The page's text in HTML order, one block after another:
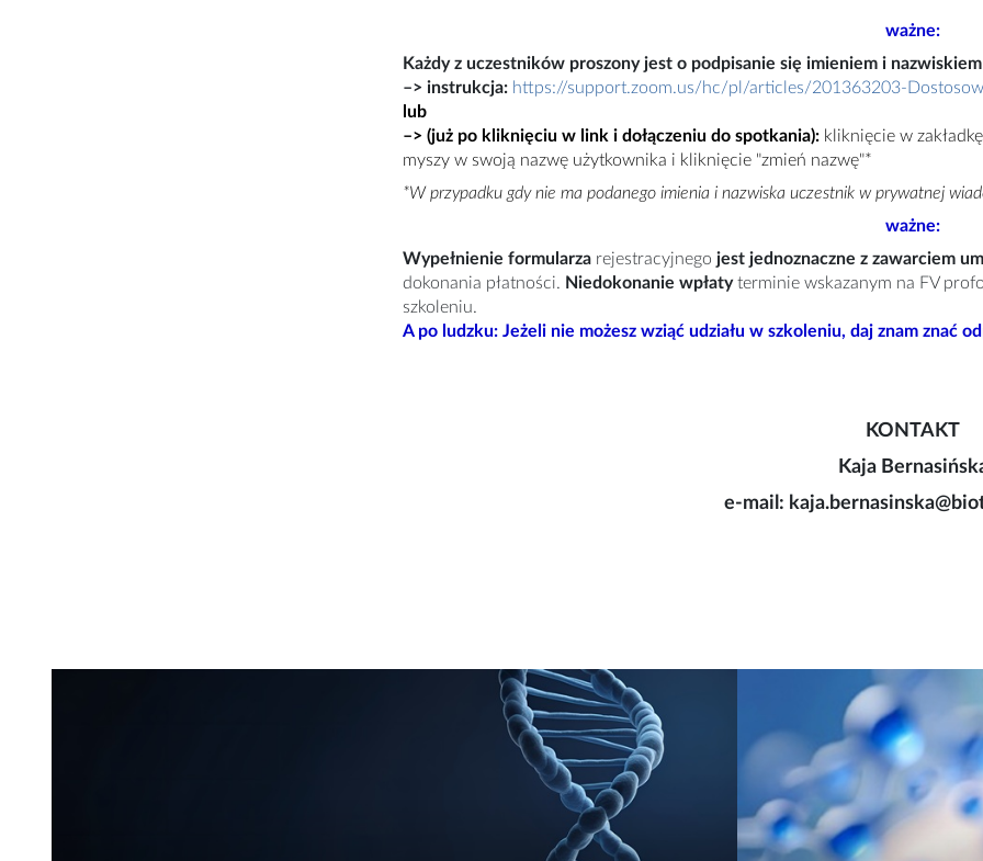
ważne:
Każdy z uczestników proszony jest o podpisanie się imieniem i
–> instrukcja: https://support.zoom.us/hc/pl/articles/201363203-
lub
–> (już po kliknięciu w link i dołączeniu do spotkania): kliknięcie w
myszy w swoją nazwę użytkownika i kliknięcie "zmień nazwę"*
*W przypadku gdy nie ma podanego imienia i nazwiska uczestnik w prywatnej
ważne:
Wypełnienie formularza rejestracyjnego jest jednoznaczne z zawarciem
dokonania płatności. Niedokonanie wpłatyterminie wskazanym na FV
szkoleniu.
A po ludzku: Jeżeli nie możesz wziąć udziału w szkoleniu, daj znam znać
KONTAKT
Kaja
e-mail: